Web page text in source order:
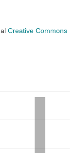
Creative Commons